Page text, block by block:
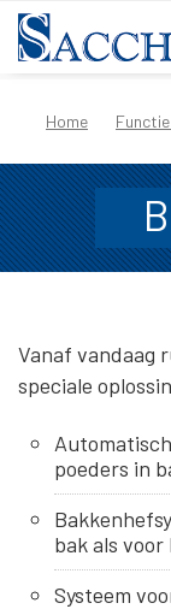
Home
Vanaf vandaag
speciale
poeders in
bak als
Systeem